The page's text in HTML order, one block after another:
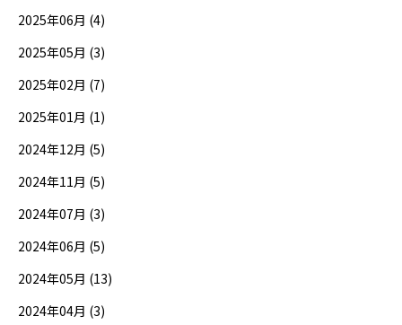
2025年06月 (4)
2025年05月 (3)
2025年02月 (7)
2025年01月 (1)
2024年12月 (5)
2024年11月 (5)
2024年07月 (3)
2024年06月 (5)
2024年05月 (13)
2024年04月 (3)